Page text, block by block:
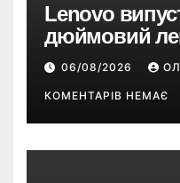
Lenovo
дюймовий
Snapdragon
понад 33
06/08/2026
КОМЕНТАРІВ НЕМАЄ